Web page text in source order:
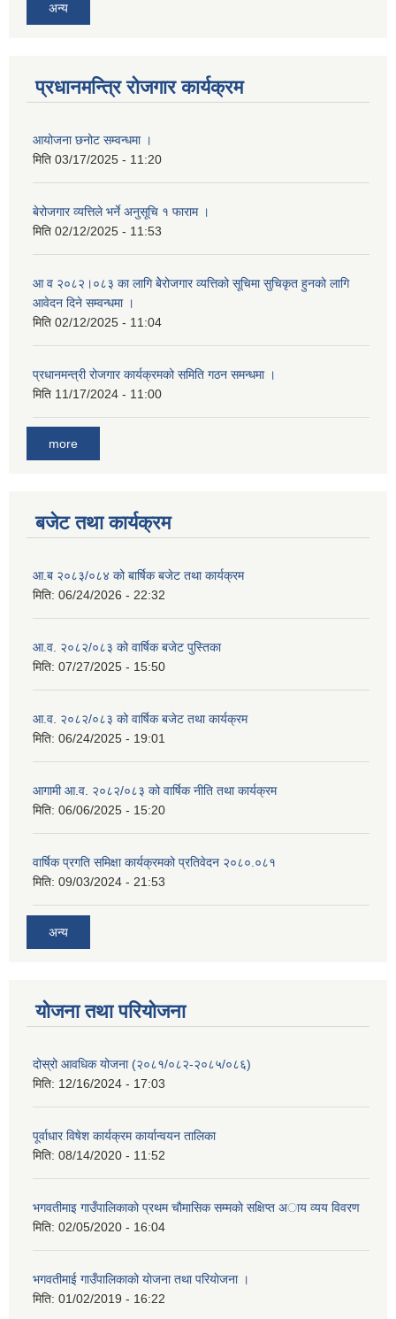
अन्य
प्रधानमन्त्रि रोजगार कार्यक्रम
आयोजना छनोट सम्वन्धमा ।
मिति 03/17/2025 - 11:20
बेरोजगार व्यत्तिले भर्ने अनुसूचि १ फाराम ।
मिति 02/12/2025 - 11:53
आ व २०८२।०८३ का लागि बेेरोजगार व्यत्तिको सूचिमा सुचिकृत हुनको लागि
आवेदन दिने सम्वन्धमा ।
मिति 02/12/2025 - 11:04
प्रधानमन्त्री रोजगार कार्यक्रमको समिति गठन समन्धमा ।
मिति 11/17/2024 - 11:00
more
बजेट तथा कार्यक्रम
आ.ब २०८३/०८४ को बार्षिक बजेट तथा कार्यक्रम
मिति: 06/24/2026 - 22:32
आ.व. २०८२/०८३ को वार्षिक बजेट पुस्तिका
मिति: 07/27/2025 - 15:50
आ.व. २०८२/०८३ को वार्षिक बजेट तथा कार्यक्रम
मिति: 06/24/2025 - 19:01
आगामी आ.व. २०८२/०८३ को वार्षिक नीति तथा कार्यक्रम
मिति: 06/06/2025 - 15:20
वार्षिक प्रगति समिक्षा कार्यक्रमको प्रतिवेदन २०८०.०८१
मिति: 09/03/2024 - 21:53
अन्य
योजना तथा परियोजना
दोस्रो आवधिक योजना (२०८१/०८२-२०८५/०८६)
मिति: 12/16/2024 - 17:03
पूर्वाधार विषेश कार्यक्रम कार्यान्वयन तालिका
मिति: 08/14/2020 - 11:52
भगवतीमाइ गाउँपालिकाकाे प्रथम चाैमासिक सम्मकाे सक्षिप्त अाय व्यय विवरण
मिति: 02/05/2020 - 16:04
भगवतीमाई गाउँपालिकाको याेजना तथा परियाेजना ।
मिति: 01/02/2019 - 16:22